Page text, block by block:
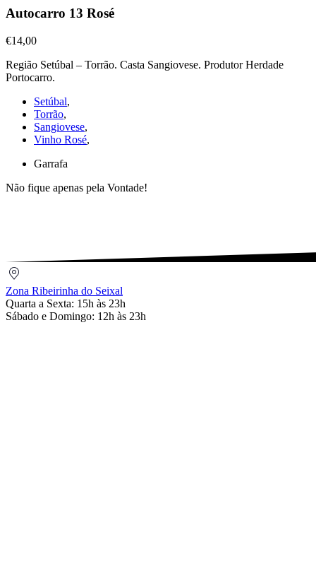
Vinhos
Rosé,
Autocarro
Rosé
€14,00
Autocarro 13 Rosé
€14,00
Região Setúbal – Torrão. Casta Sangiovese. Produtor Herdade
Portocarro.
Setúbal,
Torrão,
Sangiovese,
Vinho Rosé,
Garrafa
Não fique apenas pela Vontade!
do
Seixal
Zona Ribeirinha do Seixal
Quarta a Sexta: 15h às 23h
Sábado e Domingo: 12h às 23h